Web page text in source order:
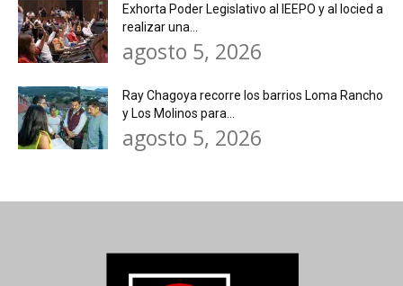
Exhorta Poder Legislativo al IEEPO y al Iocied a
realizar una...
agosto 5, 2026
Ray Chagoya recorre los barrios Loma Rancho
y Los Molinos para...
agosto 5, 2026